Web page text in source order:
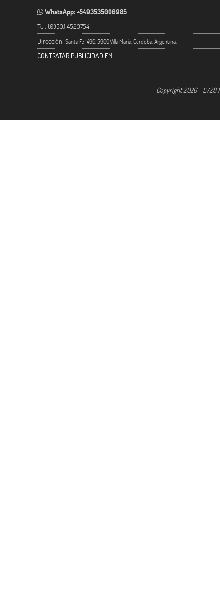
WhatsApp: +5493535006985
Tel: (0353) 4523754
Dirección: Santa Fe 1490. 5900 Villa María, Córdoba, Argentina.
CONTRATAR PUBLICIDAD FM
Copyright 2026 - LV28